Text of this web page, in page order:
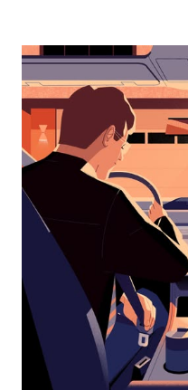
seçmek
aşağı
ok
tuşuna
basın.
Takvimi
kapatmak
için
escape
tuşuna
basın.